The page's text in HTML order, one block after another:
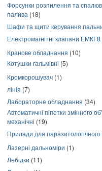
Форсунки розпилення та
палива (18)
Шафи та щити керування
Електромагнітні клапани ЕМКГ8
Кранове обладнання (10)
Котушки гальмівні (5)
Кромкорошувач (1)
лінія (7)
Лабораторне обладнання (34)
Автоматичні піпетки змінного
механічні (19)
Прилади для паразитологічного
Лазерні дальноміри (1)
Лебідки (11)